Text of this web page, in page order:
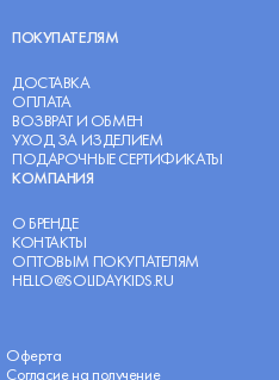
HELLO@SOLIDAYKIDS.RU
ПОКУПАТЕЛЯМ
ДОСТАВКА
ОПЛАТА
ВОЗВРАТ И ОБМЕН
УХОД ЗА ИЗДЕЛИЕМ
ПОДАРОЧНЫЕ СЕРТИФИКАТЫ
КОМПАНИЯ
О БРЕНДЕ
КОНТАКТЫ
ОПТОВЫМ ПОКУПАТЕЛЯМ
Оферта
Согласие на получение